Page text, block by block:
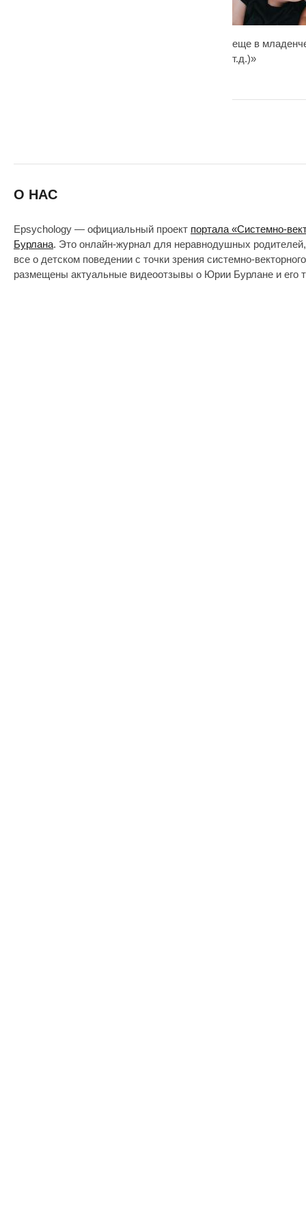
еще в
т.д.)»
О НАС
Epsychology — официальный проект портала «Системно-
Бурлана. Это онлайн-журнал для неравнодушных
все о детском поведении с точки зрения системно-
размещены актуальные видеоотзывы о Юрии Бурлане и его